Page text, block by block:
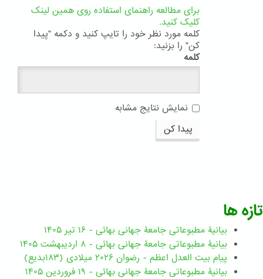
برای مطالعه راهنمای استفاده روی همین لینک
کلیک کنید.
کلمه مورد نظر خود را تایپ کنید و دکمه "پیدا
کن" را بزنید:
کلمه
نمایش نتایج مشابه
پیدا کن
تازه ها
بیانیۀ مطبوعاتی جامعۀ جهانی بهائی - ۱۶ تیر ۱۴۰۵
بیانیۀ مطبوعاتی جامعۀ جهانی بهائی - ۸ اردیبهشت ۱۴۰۵
پیام بیت العدل اعظم - رضوان ۲۰۲۶ میلادی (۱۸۳بدیع)
بیانیۀ مطبوعاتی جامعۀ جهانی بهائی - ۱۹ فروردین ۱۴۰۵